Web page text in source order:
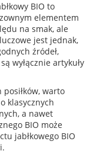
BIO to
elementem
na smak, ale
jest jednak,
źródeł,
wyłącznie artykuły
posiłków, warto
klasycznych
a nawet
BIO może
jabłkowego BIO